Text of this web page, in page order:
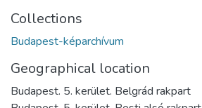
Collections
Budapest-képarchívum
Geographical location
Budapest. 5. kerület. Belgrád rakpart